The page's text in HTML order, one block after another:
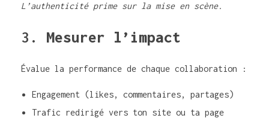
L’authenticité prime sur la mise en scène.
3. Mesurer l’impact
Évalue la performance de chaque collaboration :
Engagement (likes, commentaires, partages)
Trafic redirigé vers ton site ou ta page